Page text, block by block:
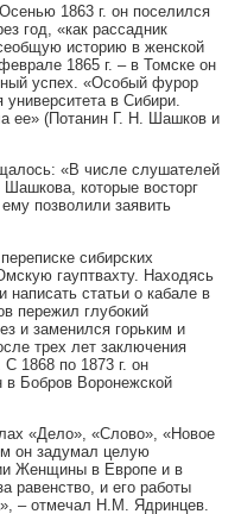
1863 г. он поселился
год, «как рассадник
историю в женской
1865 г. – в Томске он
успех. «Особый фурор
в Сибири.
ее» (Потанин Г. Н. Шашков и
«В числе слушателей
которые восторг
позволили заявить
сибирских
гауптвахту. Находясь
статьи о кабале в
пережил глубокий
и заменился горьким и
трех лет заключения
1868 по 1873 г. он
в Бобров Воронежской
«Дело», «Слово», «Новое
он задумал целую
Женщины в Европе и в
равенство, и его работы
– отмечал Н.М. Ядринцев.